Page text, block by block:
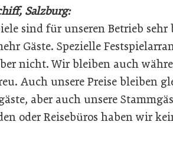
Salzburg:
sind für unseren Betrieb
Gäste. Spezielle
nicht. Wir bleiben auch
Auch unsere Preise bleiben
aber auch unsere
oder Reisebüros haben wir